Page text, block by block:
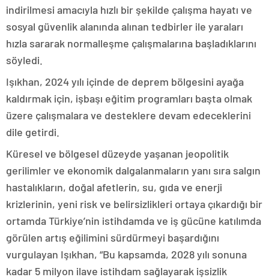
indirilmesi amacıyla hızlı bir şekilde çalışma hayatı ve
sosyal güvenlik alanında alınan tedbirler ile yaraları
hızla sararak normalleşme çalışmalarına başladıklarını
söyledi.
Işıkhan, 2024 yılı içinde de deprem bölgesini ayağa
kaldırmak için, işbaşı eğitim programları başta olmak
üzere çalışmalara ve desteklere devam edeceklerini
dile getirdi.
Küresel ve bölgesel düzeyde yaşanan jeopolitik
gerilimler ve ekonomik dalgalanmaların yanı sıra salgın
hastalıkların, doğal afetlerin, su, gıda ve enerji
krizlerinin, yeni risk ve belirsizlikleri ortaya çıkardığı bir
ortamda Türkiye’nin istihdamda ve iş gücüne katılımda
görülen artış eğilimini sürdürmeyi başardığını
vurgulayan Işıkhan, “Bu kapsamda, 2028 yılı sonuna
kadar 5 milyon ilave istihdam sağlayarak işsizlik